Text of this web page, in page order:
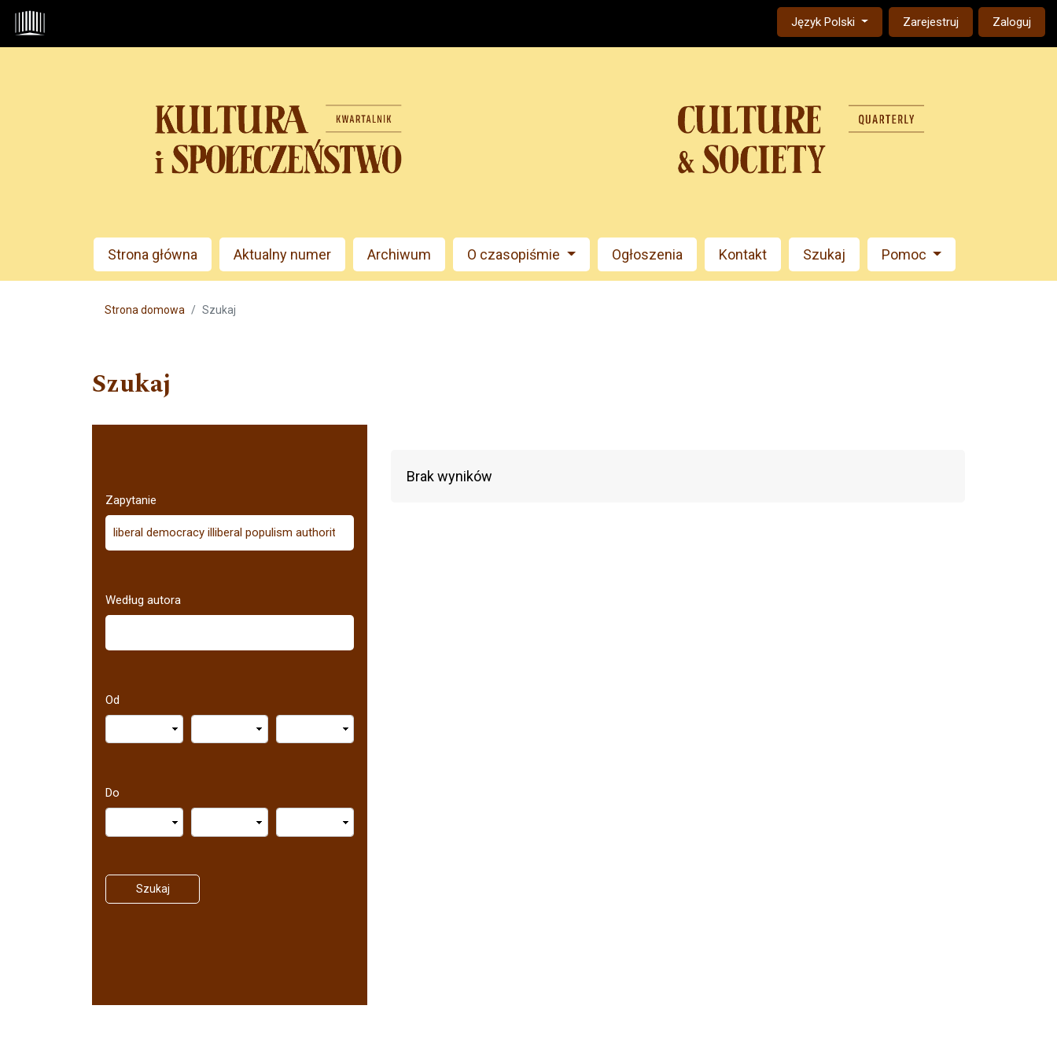
Przejdź do głównego menu
Przejdź do sekcji głównej
Przejdź do stopki
Change the language. The current language is:
Język Polski
Admin menu Zarejestruj Zaloguj
Main menu
Strona główna Aktualny numer Archiwum O czasopiśmie Ogłoszenia Kontakt Szukaj Pomoc
Strona domowa Szukaj
Szukaj
Zapytanie
Według autora
Od
Do
Szukaj
Brak wyników